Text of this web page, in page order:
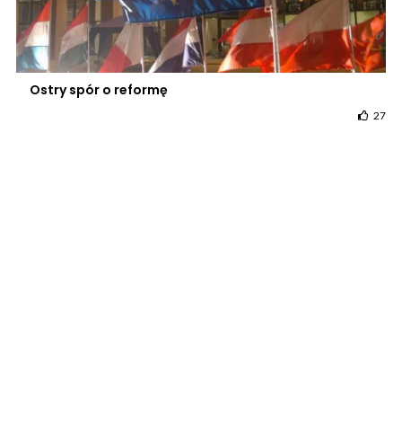
Ostry spór o reformę
27